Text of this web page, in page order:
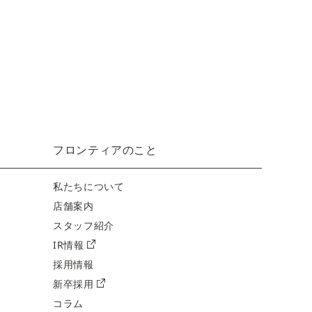
フロンティアのこと
私たちについて
店舗案内
スタッフ紹介
IR情報
採用情報
新卒採用
コラム